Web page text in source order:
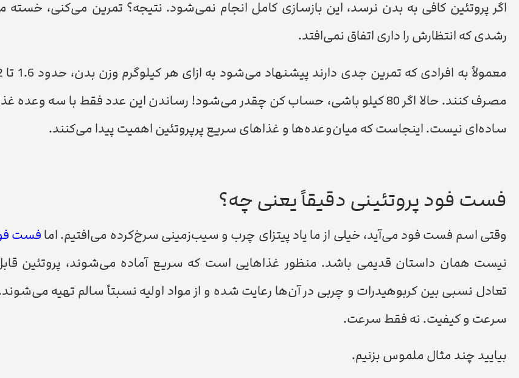
اگر پروتئین کافی به بدن نرسد، این بازسازی کامل انجام نمی‌شود. نتیجه؟ تمرین می‌کنی،
رشدی که انتظارش را داری اتفاق نمی‌افتد.
مصرف کنند. حالا اگر 80 کیلو باشی، حساب کن چقدر می‌شود! رساندن این عدد فقط با سه
ساده‌ای نیست. اینجاست که میان‌وعده‌ها و غذاهای سریعِ پرپروتئین اهمیت پیدا می‌کنند.
فست فود پروتئینی دقیقاً یعنی چه؟
وقتی اسم فست فود می‌آید، خیلی از ما یاد پیتزای چرب و سیب‌زمینی سرخ‌کرده می‌افتیم. امافست
نیست همان داستان قدیمی باشد. منظور غذاهایی است که سریع آماده می‌شوند، پروتئین
تعادل نسبی بین کربوهیدرات و چربی در آن‌ها رعایت شده و از مواد اولیه نسبتاً سالم تهیه می‌شوند.
سرعت و کیفیت. نه فقط سرعت.
بیایید چند مثال ملموس بزنیم.